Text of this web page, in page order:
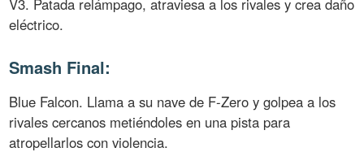
V3. Patada relámpago, atraviesa a los rivales y crea daño
eléctrico.
Smash Final:
Blue Falcon. Llama a su nave de F-Zero y golpea a los
rivales cercanos metiéndoles en una pista para
atropellarlos con violencia.